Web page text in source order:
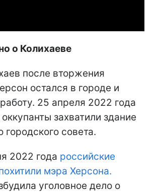
о Колихаеве
после вторжения
остался в городе и
25 апреля 2022 года
захватили здание
городского совета.
2022 года российские
мэра Херсона.
уголовное дело о